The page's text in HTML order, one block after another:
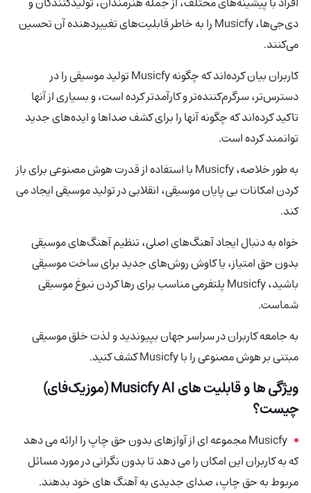
دی‌جی‌ها، Musicfy
را به خاطر قابلیت‌های تغییردهنده آن تحسین
می‌کنند.
کاربران بیان کرده‌اند که چگونه Musicfy
تولید موسیقی را در
دسترس‌تر، سرگرم‌کننده‌تر و کارآمدتر کرده است، و بسیاری از آنها
تاکید کرده‌اند که چگونه آنها را برای کشف صداها و ایده‌های جدید
توانمند کرده است.
به طور خلاصه، Musicfy با استفاده از قدرت هوش مصنوعی برای باز
کردن امکانات بی پایان موسیقی، انقلابی در تولید موسیقی ایجاد می
کند.
خواه به دنبال ایجاد آهنگ‌های اصلی، تنظیم آهنگ‌های موسیقی
بدون حق امتیاز، یا کاوش روش‌های جدید برای ساخت موسیقی
باشید، Musicfy پلتفرمی مناسب برای رها کردن نبوغ موسیقی
شماست.
به جامعه کاربران در سراسر جهان بپیوندید و لذت خلق موسیقی
مبتنی بر هوش مصنوعی را با Musicfy کشف کنید.
ویژگی ها و قابلیت های Musicfy AI (موزیک‌فای)
چیست؟
Musicfy مجموعه ای از آوازهای بدون حق چاپ را ارائه می دهد
که به کاربران این امکان را می دهد تا بدون نگرانی در مورد مسائل
مربوط به حق چاپ، صدای جدیدی به آهنگ های خود بدهند.